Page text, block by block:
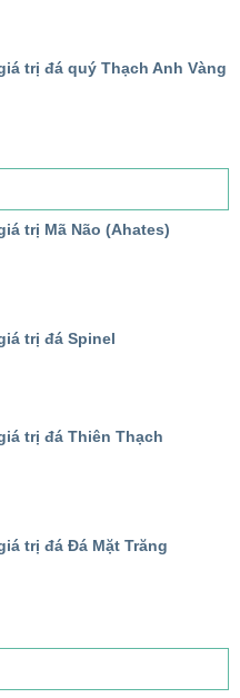
trị đá quý Thạch Anh Vàng
trị Mã Não (Ahates)
trị đá Spinel
trị đá Thiên Thạch
trị đá Đá Mặt Trăng